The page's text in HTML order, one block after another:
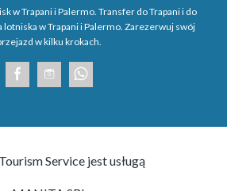
w Trapani i Palermo. Transfer do Trapani i do
lotniska w Trapani i Palermo. Zarezerwuj swój
w kilku krokach.
Service jest usługą